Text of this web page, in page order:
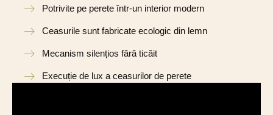
Potrivite pe perete într-un interior modern
Ceasurile sunt fabricate ecologic din lemn
Mecanism silențios fără ticăit
Execuție de lux a ceasurilor de perete